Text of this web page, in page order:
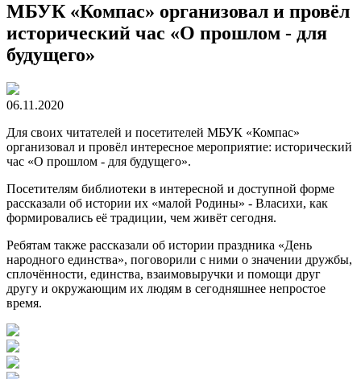
МБУК «Компас» организовал и провёл
исторический час «О прошлом - для
будущего»
06.11.2020
Для своих читателей и посетителей МБУК «Компас»
организовал и провёл интересное мероприятие: исторический
час «О прошлом - для будущего».
Посетителям библиотеки в интересной и доступной форме
рассказали об истории их «малой Родины» - Власихи, как
формировались её традиции, чем живёт сегодня.
Ребятам также рассказали об истории праздника «День
народного единства», поговорили с ними о значении дружбы,
сплочённости, единства, взаимовыручки и помощи друг
другу и окружающим их людям в сегодняшнее непростое
время.